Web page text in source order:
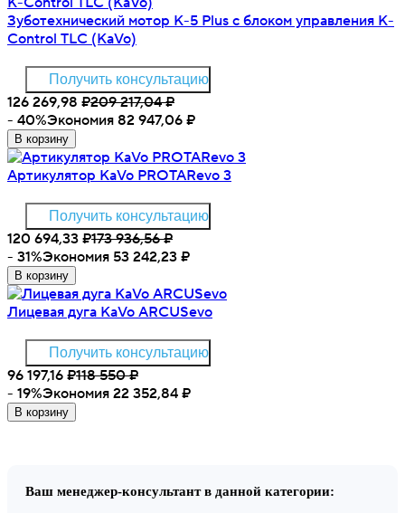
Зуботехнический мотор K-5 Plus с блоком управления K-
Control TLC (KaVo)
Получить консультацию
126 269,98 ₽209 217,04 ₽
- 40%Экономия 82 947,06 ₽
В корзину
Артикулятор KaVo PROTARevo 3
Получить консультацию
120 694,33 ₽173 936,56 ₽
- 31%Экономия 53 242,23 ₽
В корзину
Лицевая дуга KaVo ARCUSevo
Получить консультацию
96 197,16 ₽118 550 ₽
- 19%Экономия 22 352,84 ₽
В корзину
Ваш менеджер-консультант в данной категории: